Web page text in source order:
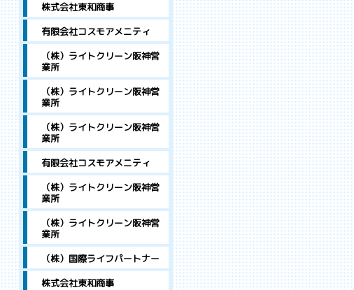
株式会社東和商事
有限会社コスモアメニティ
（株）ライトクリーン阪神営
業所
（株）ライトクリーン阪神営
業所
（株）ライトクリーン阪神営
業所
有限会社コスモアメニティ
（株）ライトクリーン阪神営
業所
（株）ライトクリーン阪神営
業所
（株）国際ライフパートナー
株式会社東和商事